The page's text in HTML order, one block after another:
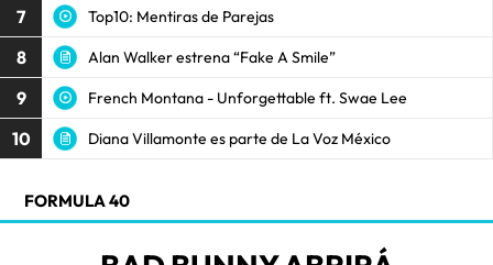
7 Top10: Mentiras de Parejas
8 Alan Walker estrena “Fake A Smile”
9 French Montana - Unforgettable ft. Swae Lee
10 Diana Villamonte es parte de La Voz México
FORMULA 40